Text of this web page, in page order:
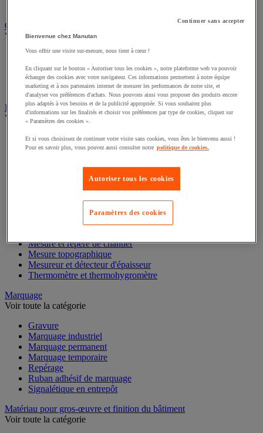
Graissage et lubrifiant
Voir toute la catégorie
Anti-adhérent
Graisse et huile
Lubrifiant et dégrippant
Outils de graissage
Instrument de mesure
Voir toute la catégorie
Balance industrielle
Compteur et compteur-métreur
Équipement optique
Instrument de mesure de laboratoire
Mesure de distance
Mesure de la vitesse
Mesure de l'environnement
Mesure d'électricité
Mesure et repère de chantier
Mesure topographique
Mesureur et détecteur d'épaisseur
Thermomètre et thermohygromètre
Marquage
Voir toute la catégorie
Gravure
Marquage industriel
Marquage permanent
Marquage temporaire
Repérage
Ruban adhésif de marquage
Signalétique en entrepôt
Matériau pour gros-œuvre et finition du bâtiment
Voir toute la catégorie
Continuer sans accepter
Bienvenue chez Manutan
Vous offrir une visite sur-mesure, nous tient à cœur !
En cliquant sur le bouton « Autoriser tous les cookies », notre plateforme web va pouvoir
échanger des cookies avec votre navigateur. Ces informations permettent à notre équipe
marketing et à nos partenaires internet de mesurer les performances de notre site, et
d'analyser vos préférences d'achats. Nous pouvons ainsi vous proposer des produits encore
plus adaptés à vos besoins et de la publicité appropriée. Si vous souhaitez plus
d'informations sur les finalités et choisir vos préférences par type de cookies, cliquez sur
« Paramètres des cookies ».
Et si vous choisissez de continuer votre visite sans cookies, vous êtes le bienvenu aussi !
Pour en savoir plus, vous pouvez aussi consulter notre politique de cookies.
Autoriser tous les cookies
Paramètres des cookies